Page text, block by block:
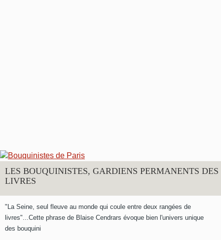
LES BOUQUINISTES, GARDIENS PERMANENTS DES
LIVRES
"La Seine, seul fleuve au monde qui coule entre deux rangées de
livres"...Cette phrase de Blaise Cendrars évoque bien l'univers unique
des bouquini